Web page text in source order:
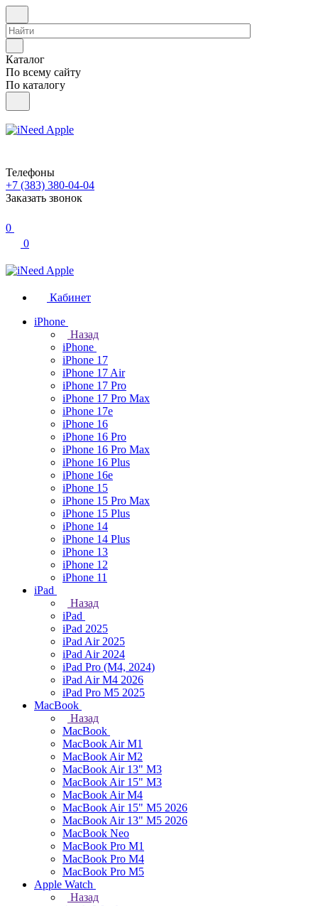
Каталог
По всему сайту
По каталогу
Телефоны
+7 (383) 380-04-04
Заказать звонок
0
0
Кабинет
iPhone
Назад
iPhone
iPhone 17
iPhone 17 Air
iPhone 17 Pro
iPhone 17 Pro Max
iPhone 17e
iPhone 16
iPhone 16 Pro
iPhone 16 Pro Max
iPhone 16 Plus
iPhone 16e
iPhone 15
iPhone 15 Pro Max
iPhone 15 Plus
iPhone 14
iPhone 14 Plus
iPhone 13
iPhone 12
iPhone 11
iPad
Назад
iPad
iPad 2025
iPad Air 2025
iPad Air 2024
iPad Pro (M4, 2024)
iPad Air M4 2026
iPad Pro M5 2025
MacBook
Назад
MacBook
MacBook Air M1
MacBook Air M2
MacBook Air 13" M3
MacBook Air 15" M3
MacBook Air M4
MacBook Air 15" М5 2026
MacBook Air 13" М5 2026
MacBook Neo
MacBook Pro M1
MacBook Pro M4
MacBook Pro M5
Apple Watch
Назад